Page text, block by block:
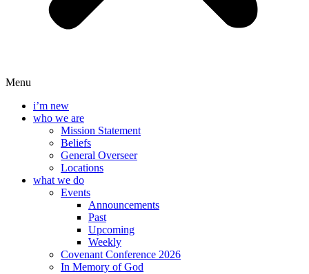
Menu
i’m new
who we are
Mission Statement
Beliefs
General Overseer
Locations
what we do
Events
Announcements
Past
Upcoming
Weekly
Covenant Conference 2026
In Memory of God